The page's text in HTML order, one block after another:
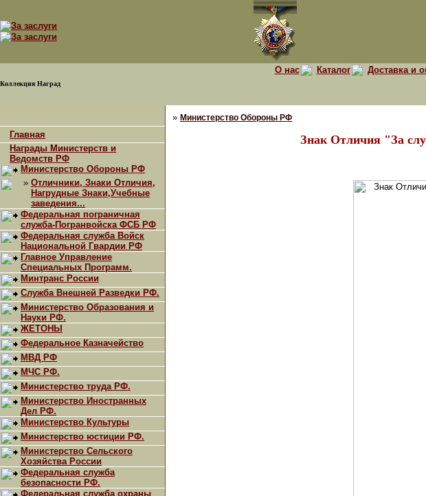
Коллекция Наград
О нас Каталог Доставка и
Главная
Награды Министерств и
Ведомств РФ
Министерство Обороны РФ
» Отличники, Знаки Отличия,
Нагрудные Знаки,Учебные
заведения...
Федеральная пограничная
служба-Погранвойска ФСБ РФ
Федеральная служба Войск
Национальной Гвардии РФ
Главное Управление
Специальных Программ.
Минтранс России
Служба Внешней Разведки РФ.
Министерство Образования и
Науки РФ.
ЖЕТОНЫ
Федеральное Казначейство
МВД РФ
МЧС РФ.
Министерство труда РФ.
Министерство Иностранных
Дел РФ.
Министерство Культуры
Министерство юстиции РФ.
Министерство Сельского
Хозяйства России
Федеральная служба
безопасности РФ.
Федеральная служба охраны
» Министерство Обороны РФ
Знак Отличия "За